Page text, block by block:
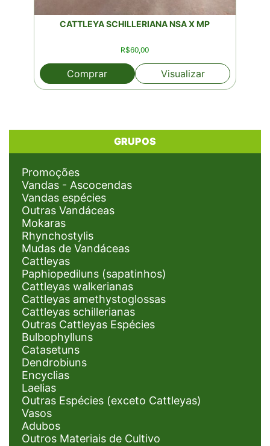
GRUPOS
Promoções
Vandas - Ascocendas
Vandas espécies
Outras Vandáceas
Mokaras
Rhynchostylis
Mudas de Vandáceas
Cattleyas
Paphiopediluns (sapatinhos)
Cattleyas walkerianas
Cattleyas amethystoglossas
Cattleyas schillerianas
Outras Cattleyas Espécies
Bulbophylluns
Catasetuns
Dendrobiuns
Encyclias
Laelias
Outras Espécies (exceto Cattleyas)
Vasos
Adubos
Outros Materiais de Cultivo
CATTLEYA SCHILLERIANA NSA X MP
R$60,00
Comprar Visualizar